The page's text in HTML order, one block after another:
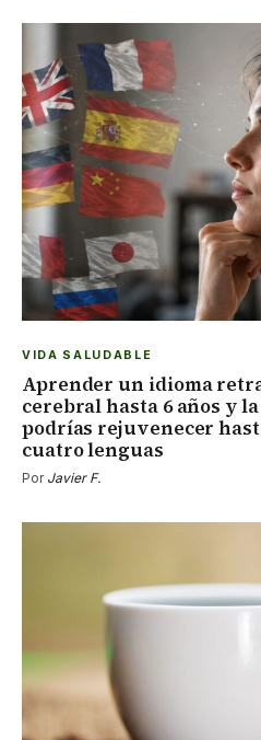
VIDA SALUDABLE
Aprender un idioma
cerebral hasta 6 años y
podrías rejuvenecer
cuatro lenguas
Por Javier F.